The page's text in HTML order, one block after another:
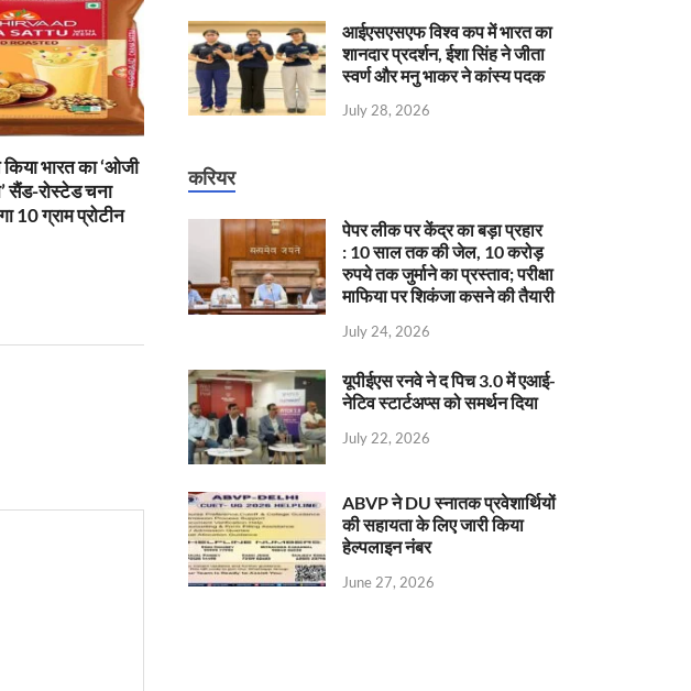
किया भारत का ‘ओजी
सैंड-रोस्टेड चना
10 ग्राम प्रोटीन
आईएसएसएफ विश्व कप में भारत का
शानदार प्रदर्शन, ईशा सिंह ने जीता
स्वर्ण और मनु भाकर ने कांस्य पदक
July 28, 2026
करियर
पेपर लीक पर केंद्र का बड़ा प्रहार
: 10 साल तक की जेल, 10 करोड़
रुपये तक जुर्माने का प्रस्ताव; परीक्षा
माफिया पर शिकंजा कसने की तैयारी
July 24, 2026
यूपीईएस रनवे ने द पिच 3.0 में एआई-
नेटिव स्टार्टअप्स को समर्थन दिया
July 22, 2026
ABVP ने DU स्नातक प्रवेशार्थियों
की सहायता के लिए जारी किया
हेल्पलाइन नंबर
June 27, 2026